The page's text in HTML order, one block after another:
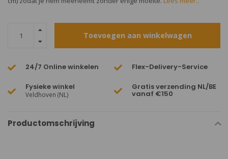
Toevoegen aan winkelwagen
24/7 Online winkelen Flex-Delivery-Service
Fysieke winkel
Veldhoven (NL)
Gratis verzending NL/BE
vanaf €150
Productomschrijving